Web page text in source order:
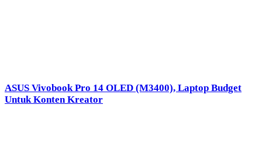
ASUS Vivobook Pro 14 OLED (M3400), Laptop Budget
Untuk Konten Kreator